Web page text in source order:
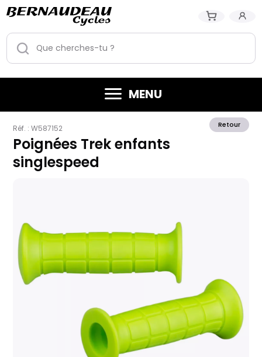
MENU
Retour
Réf. : W587152
Poignées Trek enfants
singlespeed